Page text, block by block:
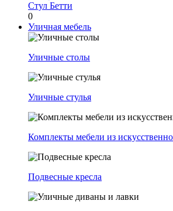
Стул Бетти
0
Уличная мебель
Уличные столы
Уличные стулья
Комплекты мебели из
Подвесные кресла